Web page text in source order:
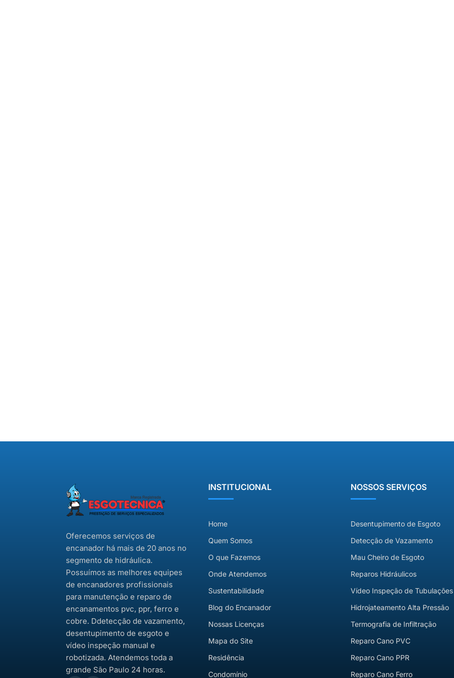
Oferecemos serviços de
encanador há mais de 20 anos no
segmento de hidráulica.
Possuímos as melhores equipes
de encanadores profissionais
para manutenção e reparo de
encanamentos pvc, ppr, ferro e
cobre. Ddetecção de vazamento,
desentupimento de esgoto e
vídeo inspeção manual e
robotizada. Atendemos toda a
grande São Paulo 24 horas.
INSTITUCIONAL
Home
Quem Somos
O que Fazemos
Onde Atendemos
Sustentabilidade
Blog do Encanador
Nossas Licenças
Mapa do Site
Residência
Condomínio
NOSSOS SERVIÇOS
Desentupimento de Esgoto
Detecção de Vazamento
Mau Cheiro de Esgoto
Reparos Hidráulicos
Vídeo Inspeção de Tubulações
Hidrojateamento Alta Pressão
Termografia de Infiltração
Reparo Cano PVC
Reparo Cano PPR
Reparo Cano Ferro